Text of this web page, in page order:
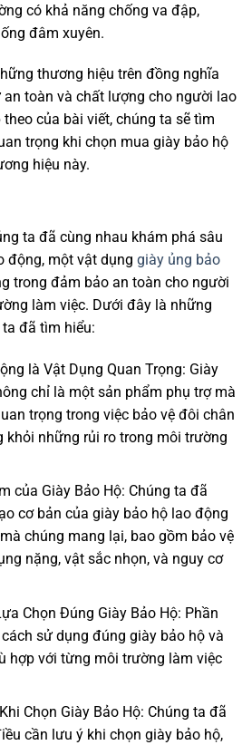
có khả năng chống va đập,
đâm xuyên.
thương hiệu trên đồng nghĩa
toàn và chất lượng cho người lao
của bài viết, chúng ta sẽ tìm
trọng khi chọn mua giày bảo hộ
hiệu này.
ta đã cùng nhau khám phá sâu
động, một vật dụng giày ủng bảo
trong đảm bảo an toàn cho người
làm việc. Dưới đây là những
đã tìm hiểu:
là Vật Dụng Quan Trọng: Giày
chỉ là một sản phẩm phụ trợ mà
trọng trong việc bảo vệ đôi chân
khỏi những rủi ro trong môi trường
của Giày Bảo Hộ: Chúng ta đã
cơ bản của giày bảo hộ lao động
chúng mang lại, bao gồm bảo vệ
nặng, vật sắc nhọn, và nguy cơ
Chọn Đúng Giày Bảo Hộ: Phần
sử dụng đúng giày bảo hộ và
hợp với từng môi trường làm việc
Chọn Giày Bảo Hộ: Chúng ta đã
cần lưu ý khi chọn giày bảo hộ,